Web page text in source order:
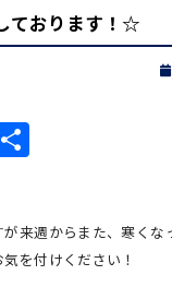
ております！☆
共
来週からまた、寒くな
を付けください！